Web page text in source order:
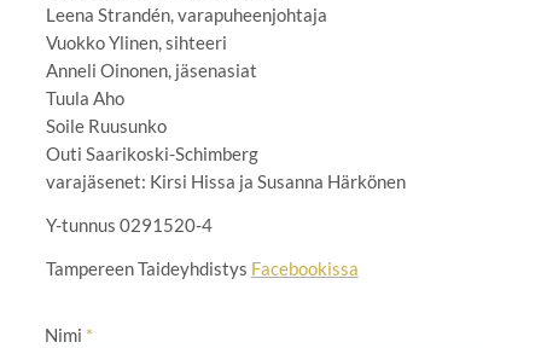
Leena Strandén, varapuheenjohtaja
Vuokko Ylinen, sihteeri
Anneli Oinonen, jäsenasiat
Tuula Aho
Soile Ruusunko
Outi Saarikoski-Schimberg
varajäsenet: Kirsi Hissa ja Susanna Härkönen
Y-tunnus 0291520-4
Tampereen Taideyhdistys Facebookissa
Nimi *